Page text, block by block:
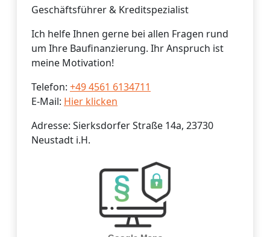
Geschäftsführer & Kreditspezialist
Ich helfe Ihnen gerne bei allen Fragen rund
um Ihre Baufinanzierung. Ihr Anspruch ist
meine Motivation!
Telefon: +49 4561 6134711
E-Mail: Hier klicken
Adresse: Sierksdorfer Straße 14a, 23730
Neustadt i.H.